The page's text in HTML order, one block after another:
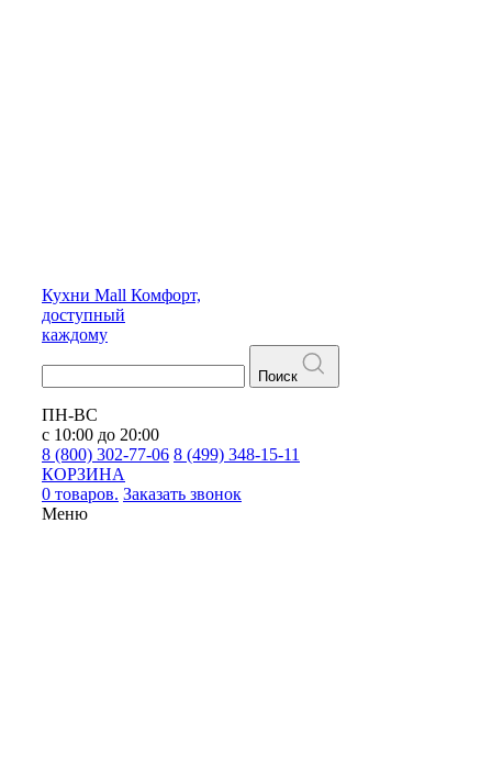
Кухни Mall Комфорт,
доступный
каждому
Поиск
ПН-ВС
с 10:00 до 20:00
8 (800) 302-77-06 8 (499) 348-15-11
КОРЗИНА
0 товаров. Заказать звонок
Меню